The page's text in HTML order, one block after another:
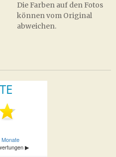
Die Farben auf den Fotos
können vom Original
abweichen.